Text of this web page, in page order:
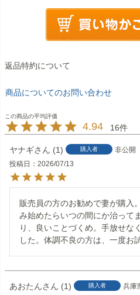
返品特約について
商品についてのお問い合わせ
4.94 16
ヤナギ 1 購入者
非公開
投稿日
2026/07/13
販売員の方のお勧めで妻が購入
み始めたらいつの間にか治って
り、良いことづくめ。手放せな
した。体調不良の方は、一度お
あおたん 1 購入者
兵庫